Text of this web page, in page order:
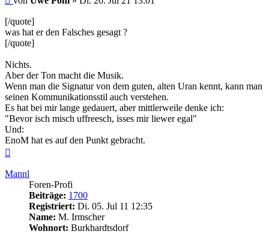
[/quote]
was hat er den Falsches gesagt ?
[/quote]
Nichts.
Aber der Ton macht die Musik.
Wenn man die Signatur von dem guten, alten Uran kennt, kann man
seinen Kommunikationsstil auch verstehen.
Es hat bei mir lange gedauert, aber mittlerweile denke ich:
"Bevor isch misch uffreesch, isses mir liewer egal"
Und:
EnoM hat es auf den Punkt gebracht.
Mannl
Foren-Profi
Beiträge: 1700
Registriert: Di. 05. Jul 11 12:35
Name: M. Irmscher
Wohnort: Burkhardtsdorf